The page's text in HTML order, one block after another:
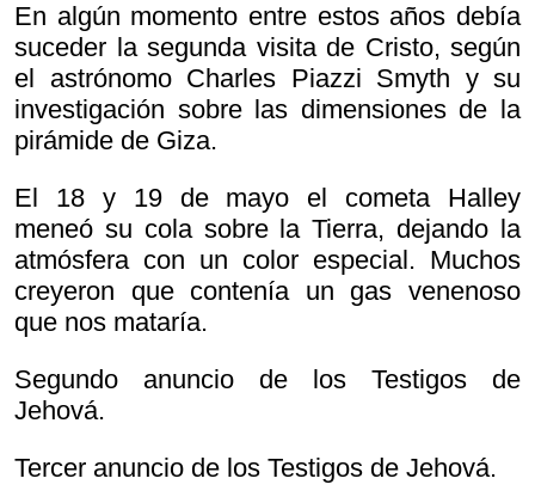
En algún momento entre estos años debía
suceder la segunda visita de Cristo, según
el astrónomo Charles Piazzi Smyth y su
investigación sobre las dimensiones de la
pirámide de Giza.
El 18 y 19 de mayo el cometa Halley
meneó su cola sobre la Tierra, dejando la
atmósfera con un color especial. Muchos
creyeron que contenía un gas venenoso
que nos mataría.
Segundo anuncio de los Testigos de
Jehová.
Tercer anuncio de los Testigos de Jehová.